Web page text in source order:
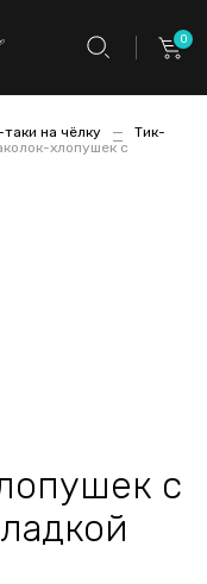
0
таки на чёлку
Тик-
хлопушек с
с